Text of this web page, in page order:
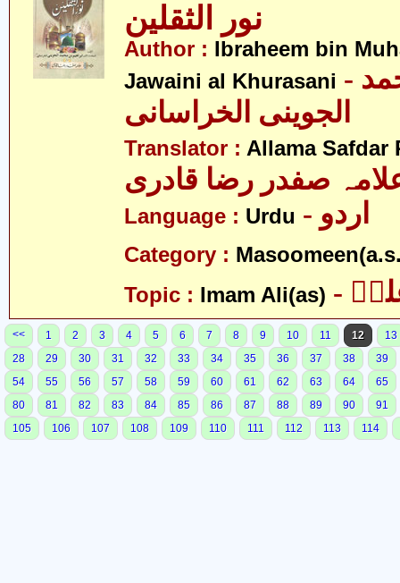
نور الثقلین
Author : Ibraheem bin
Jawaini al Khurasani - ابراھیم بن محمد
الجوینی الخراسانی
Translator : Allama Safdar
صفدر رضا قادری
Language : Urdu - اردو
Category :
Topic : Imam Ali(as)
<< 1 2 3 4 5 6 7 8 9 10 11 12
13
28
29 30 31 32 33 34 35 36 37 38
39
54
55 56 57 58 59 60 61 62 63 64
65
80
81 82 83 84 85 86 87 88 89 90
91
105
106 107 108 109 110 111 112 113 114